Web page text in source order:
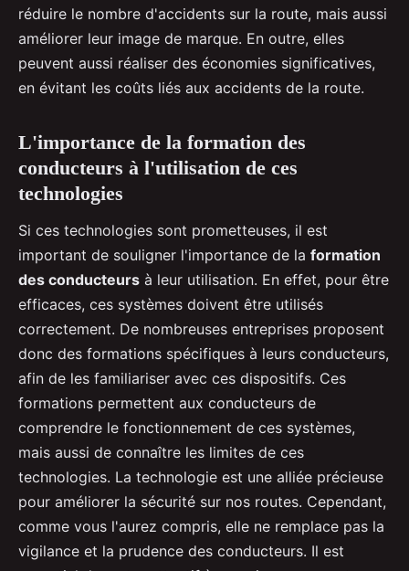
réduire le nombre d'accidents sur la route, mais aussi
améliorer leur image de marque. En outre, elles
peuvent aussi réaliser des économies significatives,
en évitant les coûts liés aux accidents de la route.
L'importance de la formation des
conducteurs à l'utilisation de ces
technologies
Si ces technologies sont prometteuses, il est
important de souligner l'importance de la formation
des conducteurs à leur utilisation. En effet, pour être
efficaces, ces systèmes doivent être utilisés
correctement. De nombreuses entreprises proposent
donc des formations spécifiques à leurs conducteurs,
afin de les familiariser avec ces dispositifs. Ces
formations permettent aux conducteurs de
comprendre le fonctionnement de ces systèmes,
mais aussi de connaître les limites de ces
technologies. La technologie est une alliée précieuse
pour améliorer la sécurité sur nos routes. Cependant,
comme vous l'aurez compris, elle ne remplace pas la
vigilance et la prudence des conducteurs. Il est